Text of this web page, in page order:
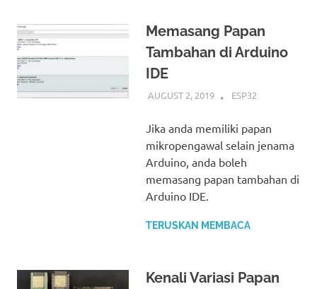
Memasang Papan
Tambahan di Arduino
IDE
AUGUST 2, 2019 IDRIS
ESP32
Jika anda memiliki papan
mikropengawal selain jenama
Arduino, anda boleh
memasang papan tambahan di
Arduino IDE.
TERUSKAN MEMBACA
Kenali Variasi Papan